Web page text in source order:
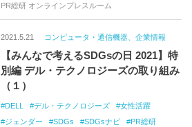
ガバナンス
コンプライアンス
IABCAPAC
IABCJAPAN
PR総研 オンラインプレスルーム
2021.5.21 コンピュータ・通信機器、企業情報
【みんなで考えるSDGsの日 2021】特
別編 デル・テクノロジーズの取り組み
（１）
DELL デル・テクノロジーズ
女性活躍
ジェンダー
SDGs SDGsナビ
PR総研